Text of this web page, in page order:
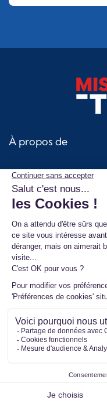
À propos de
Nous contacter
Étude FLASHS 2026
Mon compte
FAQ
Étude IFOP
Conseils et tutos
Mister Turbo Avis
Produits
Pompe Haute Pression